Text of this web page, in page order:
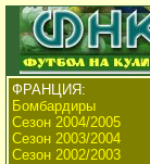
ФРАНЦИЯ:
Бомбардиры
Сезон 2004/2005
Сезон 2003/2004
Сезон 2002/2003